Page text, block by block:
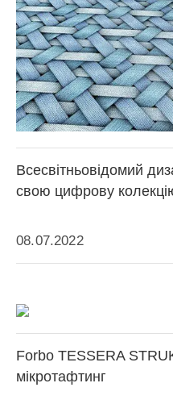
Всесвітньовідомий
свою цифрову
08.07.2022
Forbo TESSERA
мікротафтинг